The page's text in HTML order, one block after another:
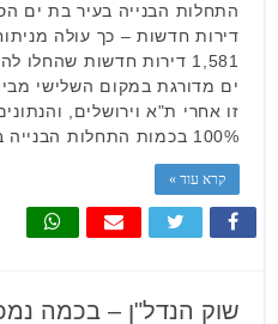
דירות חדשות – כך עולה
ים מדורגת במקום השלישי
זו אחרי ת"א וירושלים,
100% בכמות התחלות הבנייה בעיר …
קרא עוד »
שוק הנדל"ן – בכמה